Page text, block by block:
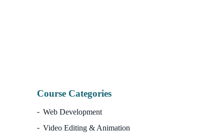
Course Categories
Web Development
Video Editing & Animation